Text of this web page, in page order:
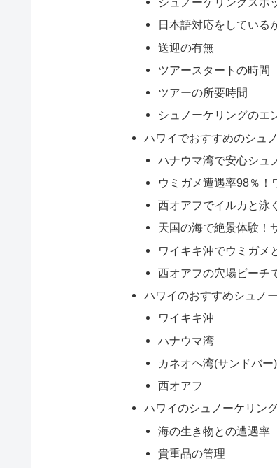
日本語対応をしている
送迎の有無
ツアースタートの時間
ツアーの所要時間
シュノーケリングのエ
ハワイでおすすめのシュ
ハナウマ湾で安心シュ
ウミガメ遭遇率98％！
西オアフでイルカと泳
天国の海で絶景体験！
ワイキキ沖でウミガメ
西オアフの穴場ビーチ
ハワイのおすすめシュノ
ワイキキ沖
ハナウマ湾
カネオヘ湾(サンドバー)
西オアフ
ハワイのシュノーケリン
海の生き物との遭遇率
貴重品の管理